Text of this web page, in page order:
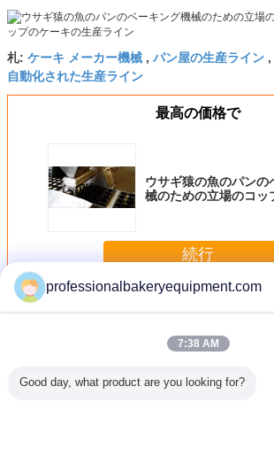
札: ケーキ メーカー機械 , パン屋の生産ライン ,
自動化された生産ライン
最高の価格で
ウサギ猿の魚のパンの
械のための立場のコッ
続行
多くケーキ製造ライン
professionalbakeryequipment.com
7:38 AM
Good day, what product are you looking for?